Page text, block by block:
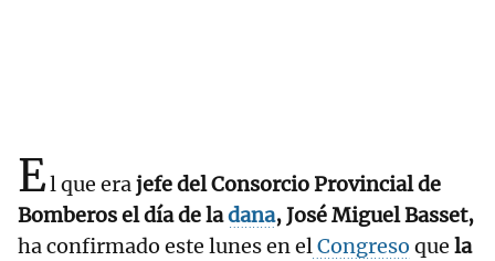
El que erajefe del Consorcio Provincial de
Bomberos el día de ladana, José Miguel Basset,
ha confirmado este lunes en elCongreso que la